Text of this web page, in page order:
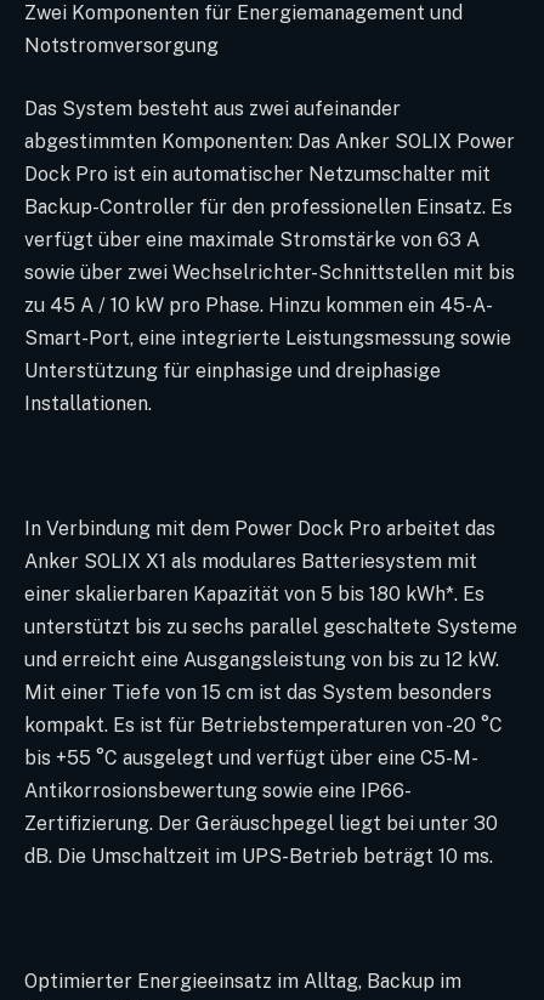
Zwei Komponenten für Energiemanagement und
Notstromversorgung
Das System besteht aus zwei aufeinander
abgestimmten Komponenten: Das Anker SOLIX Power
Dock Pro ist ein automatischer Netzumschalter mit
Backup-Controller für den professionellen Einsatz. Es
verfügt über eine maximale Stromstärke von 63 A
sowie über zwei Wechselrichter-Schnittstellen mit bis
zu 45 A / 10 kW pro Phase. Hinzu kommen ein 45-A-
Smart-Port, eine integrierte Leistungsmessung sowie
Unterstützung für einphasige und dreiphasige
Installationen.
In Verbindung mit dem Power Dock Pro arbeitet das
Anker SOLIX X1 als modulares Batteriesystem mit
einer skalierbaren Kapazität von 5 bis 180 kWh*. Es
unterstützt bis zu sechs parallel geschaltete Systeme
und erreicht eine Ausgangsleistung von bis zu 12 kW.
Mit einer Tiefe von 15 cm ist das System besonders
kompakt. Es ist für Betriebstemperaturen von -20 °C
bis +55 °C ausgelegt und verfügt über eine C5-M-
Antikorrosionsbewertung sowie eine IP66-
Zertifizierung. Der Geräuschpegel liegt bei unter 30
dB. Die Umschaltzeit im UPS-Betrieb beträgt 10 ms.
Optimierter Energieeinsatz im Alltag, Backup im